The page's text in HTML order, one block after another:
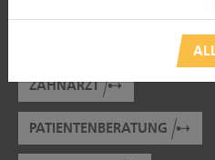
ZAHNARZT
PATIENTENBERATUNG